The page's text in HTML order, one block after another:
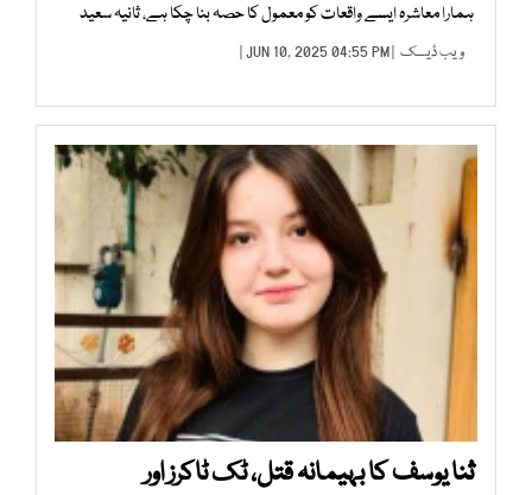
ہمارا معاشرہ ایسے واقعات کو معمول کا حصہ بنا چکا ہے، ثانیہ سعید
ویب ڈیسک | JUN 10, 2025 04:55 PM |
ثنا یوسف کا بہیمانہ قتل، ٹک ٹاکرز اور